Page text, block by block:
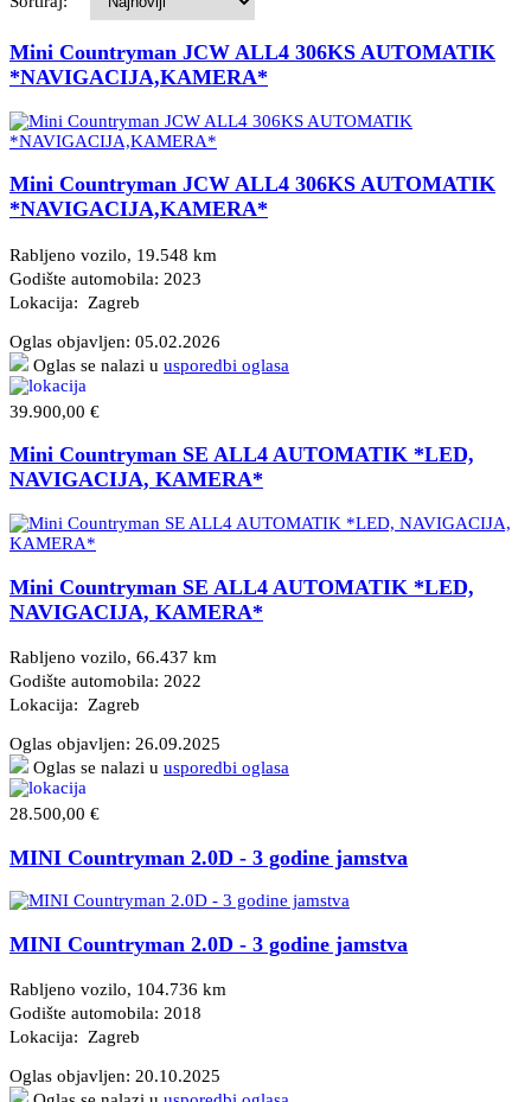
Mini Countryman JCW ALL4 306KS AUTOMATIK
*NAVIGACIJA,KAMERA*
Mini Countryman JCW ALL4 306KS AUTOMATIK
*NAVIGACIJA,KAMERA*
Rabljeno vozilo, 19.548 km
Godište automobila: 2023
Lokacija: Zagreb
Oglas objavljen: 05.02.2026
Oglas se nalazi u usporedbi oglasa
39.900,00 €
Mini Countryman SE ALL4 AUTOMATIK *LED,
NAVIGACIJA, KAMERA*
Mini Countryman SE ALL4 AUTOMATIK *LED,
NAVIGACIJA, KAMERA*
Rabljeno vozilo, 66.437 km
Godište automobila: 2022
Lokacija: Zagreb
Oglas objavljen: 26.09.2025
Oglas se nalazi u usporedbi oglasa
28.500,00 €
MINI Countryman 2.0D - 3 godine jamstva
MINI Countryman 2.0D - 3 godine jamstva
Rabljeno vozilo, 104.736 km
Godište automobila: 2018
Lokacija: Zagreb
Oglas objavljen: 20.10.2025